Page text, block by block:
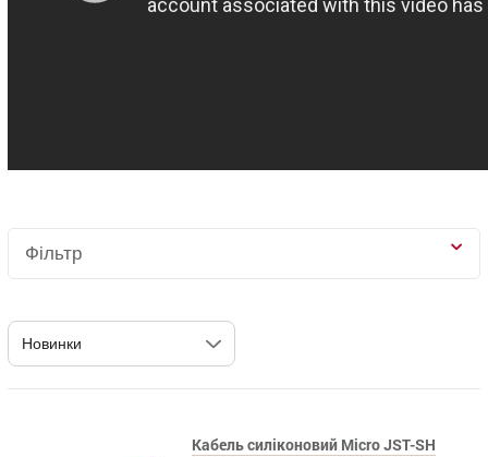
Фільтр
Кабель силіконовий Micro JST-SH